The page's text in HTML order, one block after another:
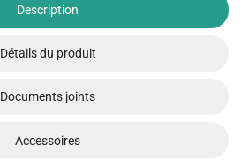
Description
Détails du produit
Documents joints
Accessoires